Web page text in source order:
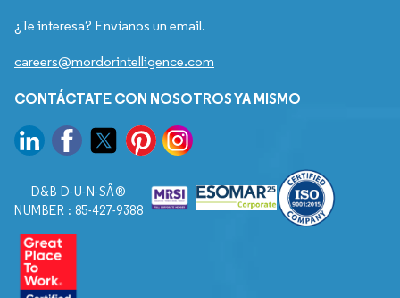
¿Te interesa? Envíanos un email.
careers@mordorintelligence.com
CONTÁCTATE CON NOSOTROS YA MISMO
D&B D-U-N-SÂ®
NUMBER : 85-427-9388